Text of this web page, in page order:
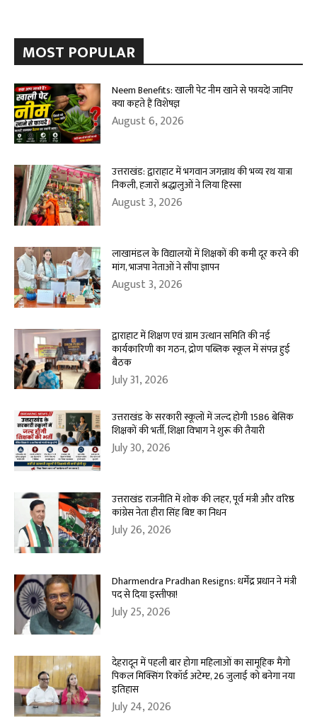
MOST POPULAR
Neem Benefits: खाली पेट नीम खाने से फायदे! जानिए
क्या कहते हैं विशेषज्ञ
August 6, 2026
उत्तराखंड: द्वाराहाट में भगवान जगन्नाथ की भव्य रथ यात्रा
निकली, हजारों श्रद्धालुओं ने लिया हिस्सा
August 3, 2026
लाखामंडल के विद्यालयों में शिक्षकों की कमी दूर करने की
मांग, भाजपा नेताओं ने सौंपा ज्ञापन
August 3, 2026
द्वाराहाट में शिक्षण एवं ग्राम उत्थान समिति की नई
कार्यकारिणी का गठन, द्रोण पब्लिक स्कूल में संपन्न हुई
बैठक
July 31, 2026
उत्तराखंड के सरकारी स्कूलों में जल्द होगी 1586 बेसिक
शिक्षकों की भर्ती, शिक्षा विभाग ने शुरू की तैयारी
July 30, 2026
उत्तराखंड राजनीति में शोक की लहर, पूर्व मंत्री और वरिष्ठ
कांग्रेस नेता हीरा सिंह बिष्ट का निधन
July 26, 2026
Dharmendra Pradhan Resigns: धर्मेंद्र प्रधान ने मंत्री
पद से दिया इस्तीफा!
July 25, 2026
देहरादून में पहली बार होगा महिलाओं का सामूहिक मैंगो
पिकल मिक्सिंग रिकॉर्ड अटेम्प्ट, 26 जुलाई को बनेगा नया
इतिहास
July 24, 2026